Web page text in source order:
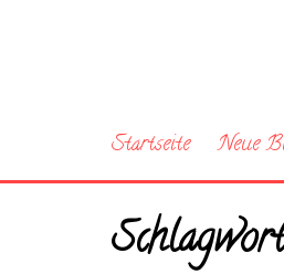
Startseite Neue